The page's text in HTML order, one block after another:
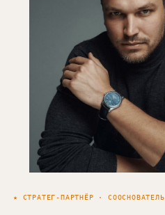
★ СТРАТЕГ-ПАРТНЁР · СООСНОВАТЕЛЬ